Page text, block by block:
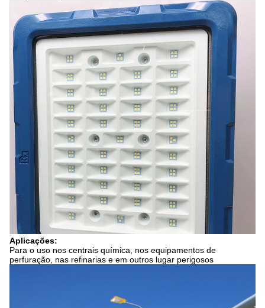
Aplicações:
Para o uso nos centrais química, nos equipamentos de
perfuração, nas refinarias e em outros lugar perigosos